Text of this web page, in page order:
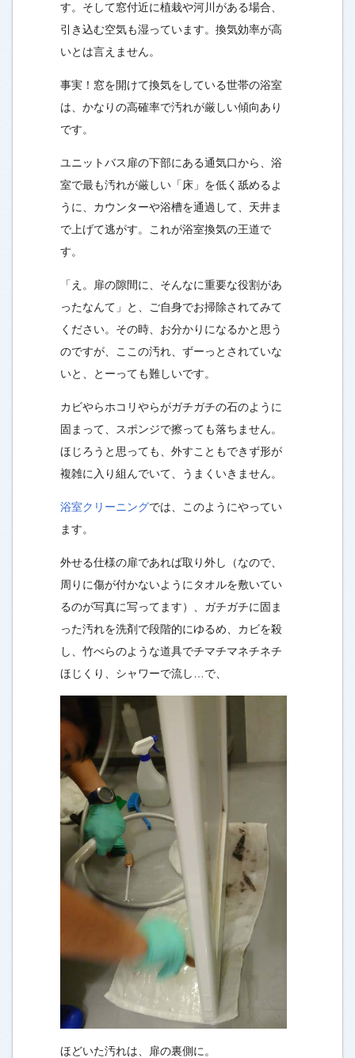
す。そして窓付近に植栽や河川がある場合、
引き込む空気も湿っています。換気効率が高
いとは言えません。
事実！窓を開けて換気をしている世帯の浴室
は、かなりの高確率で汚れが厳しい傾向あり
です。
ユニットバス扉の下部にある通気口から、浴
室で最も汚れが厳しい「床」を低く舐めるよ
うに、カウンターや浴槽を通過して、天井ま
で上げて逃がす。これが浴室換気の王道で
す。
「え。扉の隙間に、そんなに重要な役割があ
ったなんて」と、ご自身でお掃除されてみて
ください。その時、お分かりになるかと思う
のですが、ここの汚れ、ずーっとされていな
いと、とーっても難しいです。
カビやらホコリやらがガチガチの石のように
固まって、スポンジで擦っても落ちません。
ほじろうと思っても、外すこともできず形が
複雑に入り組んでいて、うまくいきません。
浴室クリーニングでは、このようにやってい
ます。
外せる仕様の扉であれば取り外し（なので、
周りに傷が付かないようにタオルを敷いてい
るのが写真に写ってます）、ガチガチに固ま
った汚れを洗剤で段階的にゆるめ、カビを殺
し、竹べらのような道具でチマチマネチネチ
ほじくり、シャワーで流し…で、
ほどいた汚れは、扉の裏側に。